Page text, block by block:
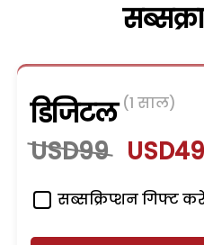
डिजिटल (1 साल)
USD99 USD49
सब्सक्रिप्शन गिफ्ट